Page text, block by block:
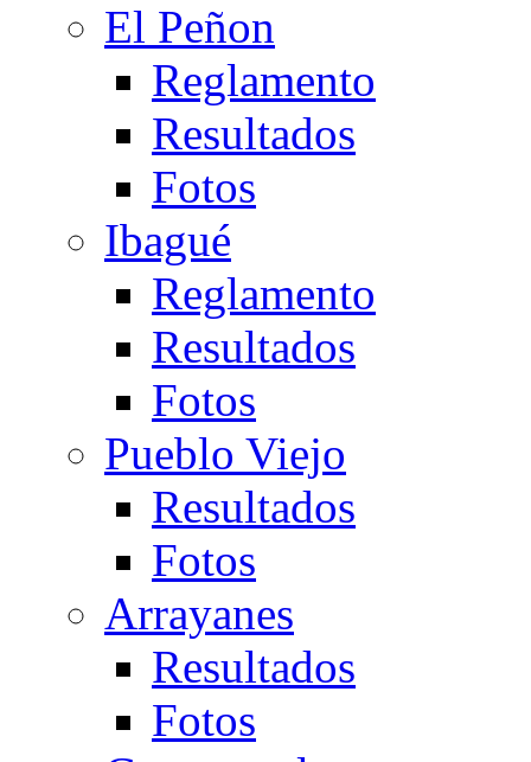
El Peñon
Reglamento
Resultados
Fotos
Ibagué
Reglamento
Resultados
Fotos
Pueblo Viejo
Resultados
Fotos
Arrayanes
Resultados
Fotos